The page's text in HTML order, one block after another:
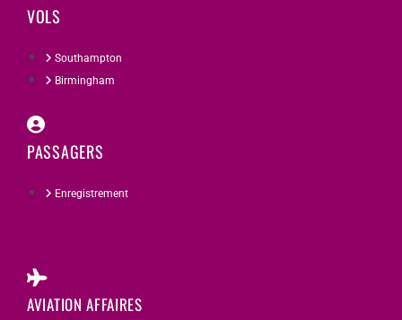
VOLS
Southampton
Birmingham
PASSAGERS
Enregistrement
AVIATION AFFAIRES